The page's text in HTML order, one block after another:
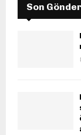
Son